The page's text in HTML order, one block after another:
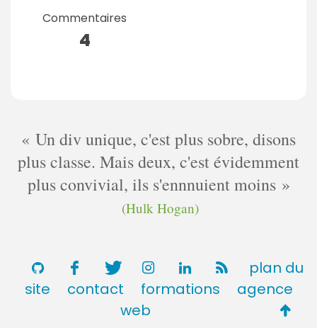
Commentaires
4
Un div unique, c'est plus sobre, disons
plus classe. Mais deux, c'est évidemment
plus convivial, ils s'ennnuient moins
(Hulk Hogan)
plan du
site
contact formations
agence
web